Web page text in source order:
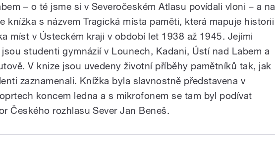
– o té jsme si v Severočeském Atlasu povídali vloni – a na
knížka s názvem Tragická místa paměti, která mapuje historii
míst v Ústeckém kraji v období let 1938 až 1945. Jejími
studenti gymnázií v Lounech, Kadani, Ústí nad Labem a
V knize jsou uvedeny životní příběhy pamětníků tak, jak
zaznamenali. Knížka byla slavnostně představena v
koncem ledna a s mikrofonem se tam byl podívat
Českého rozhlasu Sever Jan Beneš.